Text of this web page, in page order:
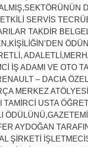
SERVİS
TAKDİR
İŞ ADAMI VE OTO
– DACIA
MERKEZ
TAMİRCİ USTA
AYDOĞAN
ŞİRKETİ